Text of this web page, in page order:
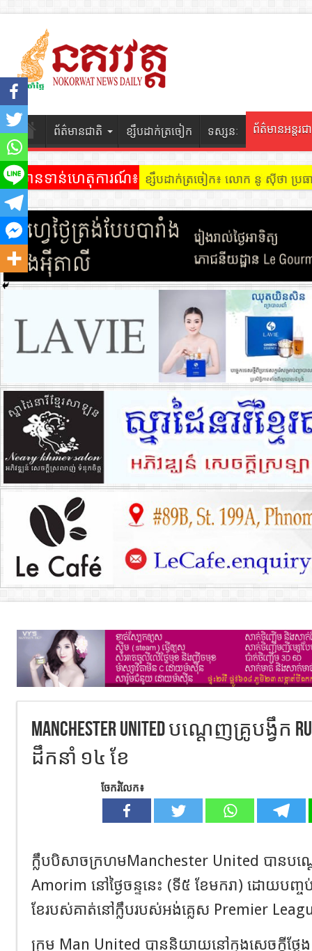
ព័ត៌មានជាតិ ខ្សឹបដាក់ត្រចៀក ទស្សនៈ ព័ត៌មានអន្តរជ
ព័ត៌មានទាន់ហេតុការណ៍៖ ខ្សឹបដាក់ត្រចៀក ៖ អគារ Sky 31
Manchester United បណ្ដេញគ្រូបង្វឹក
ដឹកនាំ ១៤ ខែ
ចែករំលែក៖
ក្លឹបបិសាចក្រហមManchester United បានបណ្
Amorim នៅថ្ងៃចន្ទនេះ (ទី៥ ខែមករា) ដោយបញ្
ខែរបស់គាត់នៅក្លឹបរបស់អង់គ្លេស Premier
ក្រុម Man United បាននិយាយនៅក្នុងសេចក្តីថ្លែ